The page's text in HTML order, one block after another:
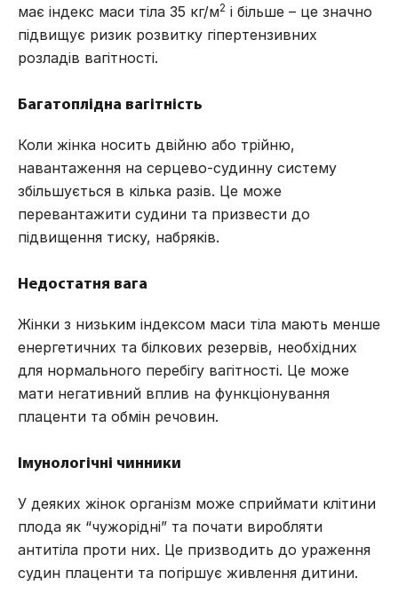
має індекс маси тіла 35 кг/м2 і більше – це значно
підвищує ризик розвитку гіпертензивних
розладів вагітності.
Багатоплідна вагітність
Коли жінка носить двійню або трійню,
навантаження на серцево-судинну систему
збільшується в кілька разів. Це може
перевантажити судини та призвести до
підвищення тиску, набряків.
Недостатня вага
Жінки з низьким індексом маси тіла мають менше
енергетичних та білкових резервів, необхідних
для нормального перебігу вагітності. Це може
мати негативний вплив на функціонування
плаценти та обмін речовин.
Імунологічні чинники
У деяких жінок організм може сприймати клітини
плода як “чужорідні” та почати виробляти
антитіла проти них. Це призводить до ураження
судин плаценти та погіршує живлення дитини.